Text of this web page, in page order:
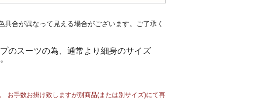
具合が異なって見える場合がございます。ご了承く
のスーツの為、通常より細身のサイズ
お手数お掛け致しますが別商品(または別サイズ)にて再